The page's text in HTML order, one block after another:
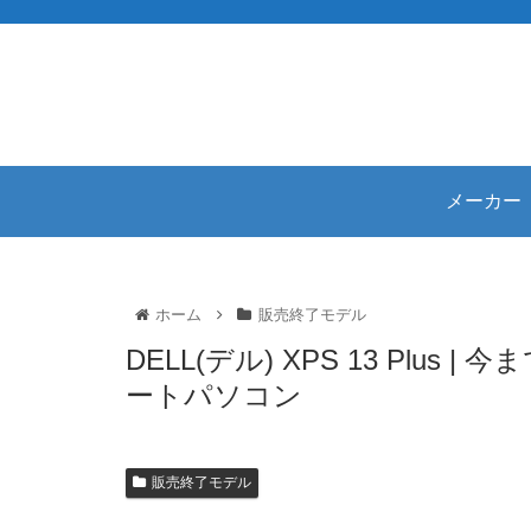
メーカー
ホーム 販売終了モデル
DELL(デル) XPS 13 Plus | 今
ートパソコン
販売終了モデル